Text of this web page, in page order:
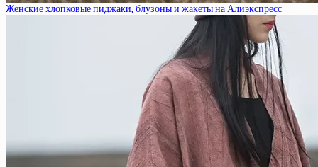
Женские хлопковые пиджаки, блузоны и жакеты на Алиэкспресс